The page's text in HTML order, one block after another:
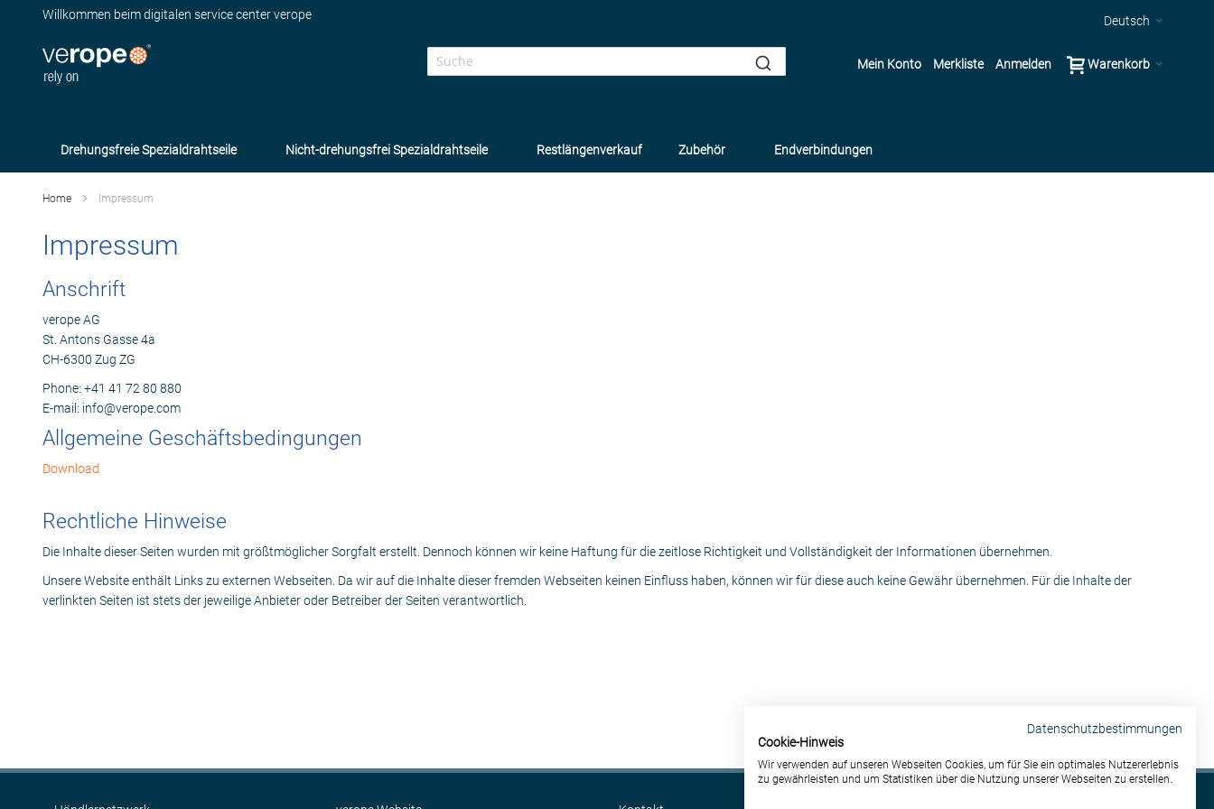
Direkt
Inhalt
Willkommen beim digitalen service center verope Deutsch
Warenkorb
Mein Konto Merkliste Anmelden
Drehungsfreie Spezialdrahtseile Nicht-drehungsfrei Spezialdrahtseile Restlängenverkauf Zubehör Endverbindungen
Home Impressum
Impressum
Anschrift
verope AG
St. Antons Gasse 4a
CH-6300 Zug ZG
Phone: +41 41 72 80 880
E-mail: info@verope.com
Allgemeine Geschäftsbedingungen
Download
Rechtliche Hinweise
Die Inhalte dieser Seiten wurden mit größtmöglicher Sorgfalt erstellt. Dennoch können wir keine Haftung für die zeitlose Richtigkeit und Vollständigkeit der Informationen übernehmen.
Unsere Website enthält Links zu externen Webseiten. Da wir auf die Inhalte dieser fremden Webseiten keinen Einfluss haben, können wir für diese auch keine Gewähr übernehmen. Für die Inhalte der
verlinkten Seiten ist stets der jeweilige Anbieter oder Betreiber der Seiten verantwortlich.
Datenschutzbestimmungen
Cookie-Hinweis
Wir verwenden auf unseren Webseiten Cookies, um für Sie ein optimales Nutzererlebnis
zu gewährleisten und um Statistiken über die Nutzung unserer Webseiten zu erstellen.